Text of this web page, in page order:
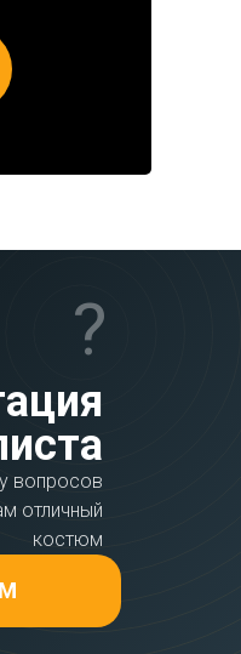
?
вопросов
отличный
костюм